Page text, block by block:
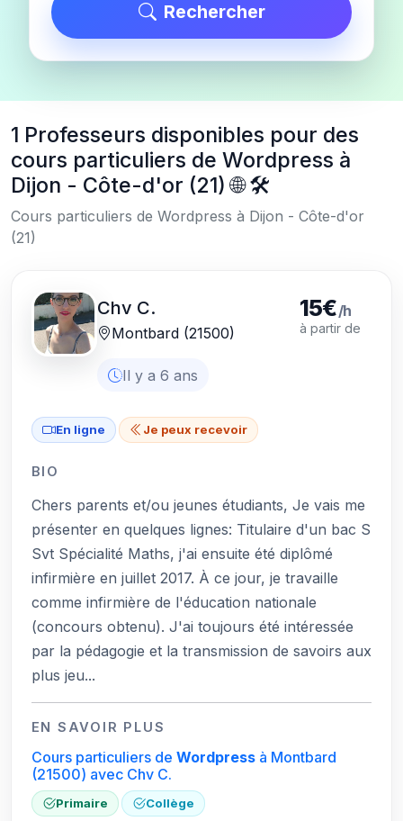
Rechercher
1 Professeurs disponibles pour des
cours particuliers de Wordpress à
Dijon - Côte-d'or (21) 🌐 🛠️
Cours particuliers de Wordpress à Dijon - Côte-d'or
(21)
Chv C.
Montbard (21500)
Il y a 6 ans
15€/h
à partir de
En ligne Je peux recevoir
BIO
Chers parents et/ou jeunes étudiants, Je vais me
présenter en quelques lignes: Titulaire d'un bac S
Svt Spécialité Maths, j'ai ensuite été diplômé
infirmière en juillet 2017. À ce jour, je travaille
comme infirmière de l'éducation nationale
(concours obtenu). J'ai toujours été intéressée
par la pédagogie et la transmission de savoirs aux
plus jeu...
EN SAVOIR PLUS
Cours particuliers de Wordpressà Montbard
(21500) avec Chv C.
Primaire Collège